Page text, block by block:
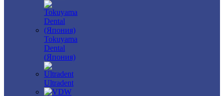
Tokuyama
Dental
(Япония)
Ultradent